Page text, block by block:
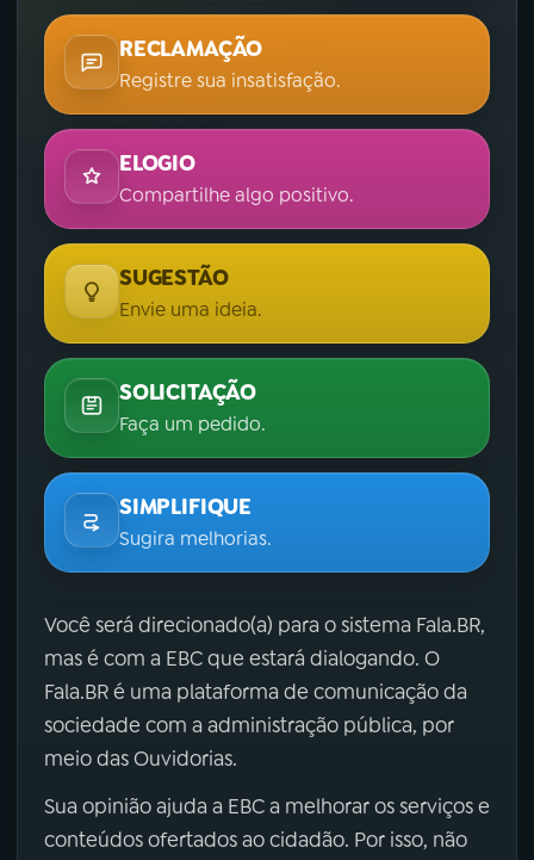
RECLAMAÇÃO
Registre sua insatisfação.
ELOGIO
Compartilhe algo positivo.
SUGESTÃO
Envie uma ideia.
SOLICITAÇÃO
Faça um pedido.
SIMPLIFIQUE
Sugira melhorias.
Você será direcionado(a) para o sistema Fala.BR,
mas é com a EBC que estará dialogando. O
Fala.BR é uma plataforma de comunicação da
sociedade com a administração pública, por
meio das Ouvidorias.
Sua opinião ajuda a EBC a melhorar os serviços e
conteúdos ofertados ao cidadão. Por isso, não